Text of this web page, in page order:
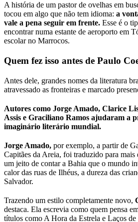
A história de um pastor de ovelhas em
tocou em algo que não tem idioma: a
vale a pena seguir em frente. Esse é o
encontrar numa estante de aeroporto em
escolar no Marrocos.
Quem fez isso antes de Paulo
Antes dele, grandes nomes da literatura
atravessado as fronteiras e marcado
Autores como Jorge Amado, Clarice
Assis e Graciliano Ramos ajudaram a
imaginário literário mundial.
Jorge Amado, por exemplo, a partir de
Capitães da Areia, foi traduzido para
um jeito de contar a Bahia que o mundo
calor das ruas de Ilhéus, a dureza das
Salvador.
Trazendo um estilo completamente novo,
destaca. Ela escrevia como quem pensa
títulos como A Hora da Estrela e Laços